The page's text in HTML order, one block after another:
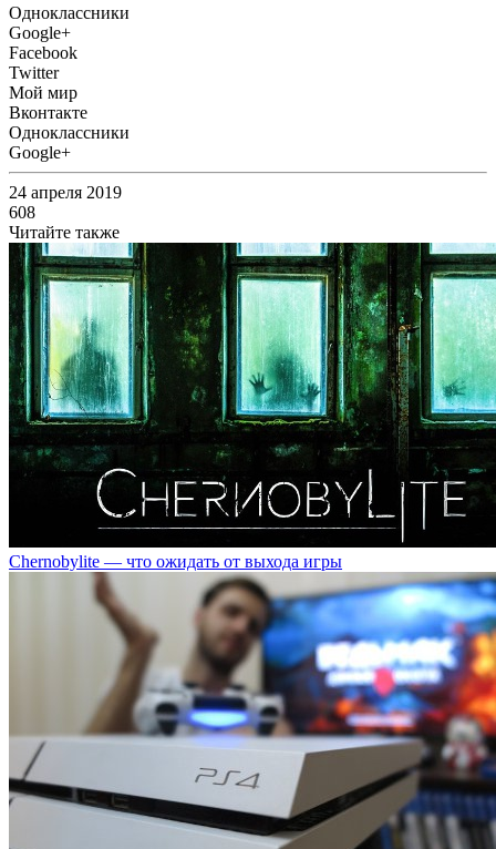
Одноклассники
Google+
Facebook
Twitter
Мой мир
Вконтакте
Одноклассники
Google+
24 апреля 2019
608
Читайте также
Chernobylite — что ожидать от выхода игры